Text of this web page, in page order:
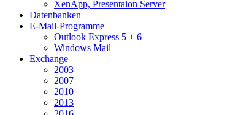
XenApp, Presentaion Server
Datenbanken
E-Mail-Programme
Outlook Express 5 + 6
Windows Mail
Exchange
2003
2007
2010
2013